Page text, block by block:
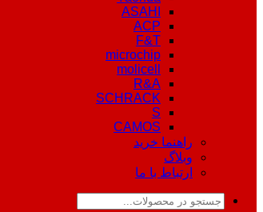
ASAHI
ACP
F&T
microchip
molicell
R&A
SCHRACK
S
CAMOS
راهنما خرید
وبلاگ
ارتباط با ما
جستجو